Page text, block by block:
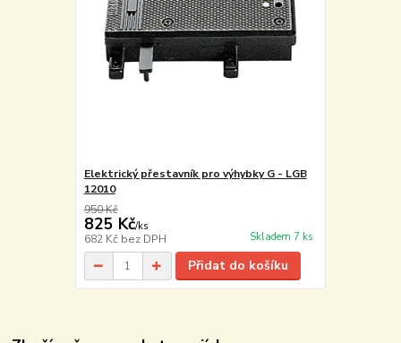
Elektrický přestavník pro výhybky G - LGB
12010
950 Kč
825 Kč/ks
682 Kč bez DPH Skladem 7 ks
Přidat do košíku